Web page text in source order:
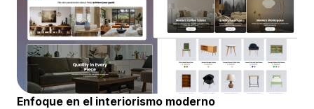
Enfoque en el interiorismo moderno